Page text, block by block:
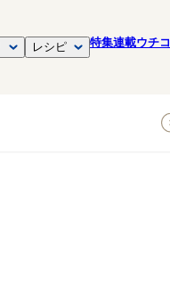
レシピ 特集連載ウチ